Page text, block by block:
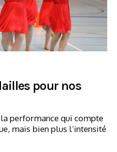
pour nos
la performance qui compte
mais bien plus l’intensité